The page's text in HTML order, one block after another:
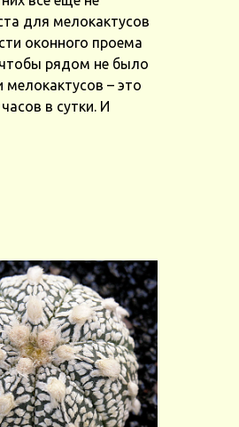
для мелокактусов
оконного проема
рядом не было
– это
в сутки. И